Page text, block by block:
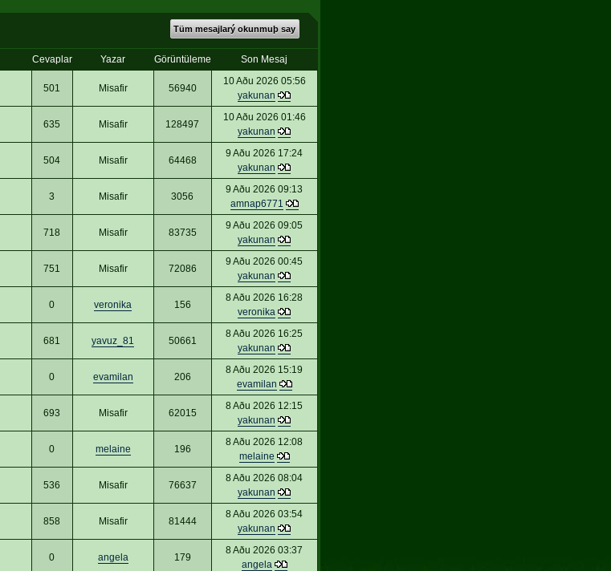
Tüm mesajlarý okunmuþ say
Cevaplar Yazar Görüntüleme
Son Mesaj
501 Misafir 56940
10 Aðu 2026 05:56
yakunan
635 Misafir 128497
10 Aðu 2026 01:46
yakunan
504 Misafir 64468
9 Aðu 2026 17:24
yakunan
3 Misafir 3056
9 Aðu 2026 09:13
amnap6771
718 Misafir 83735
9 Aðu 2026 09:05
yakunan
751 Misafir 72086
9 Aðu 2026 00:45
yakunan
0 veronika 156
8 Aðu 2026 16:28
veronika
681 yavuz_81 50661
8 Aðu 2026 16:25
yakunan
0 evamilan 206
8 Aðu 2026 15:19
evamilan
693 Misafir 62015
8 Aðu 2026 12:15
yakunan
0 melaine 196
8 Aðu 2026 12:08
melaine
536 Misafir 76637
8 Aðu 2026 08:04
yakunan
858 Misafir 81444
8 Aðu 2026 03:54
yakunan
0 angela 179
8 Aðu 2026 03:37
angela